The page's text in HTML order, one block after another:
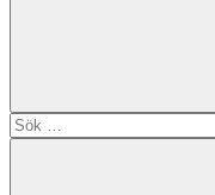
Sök
efter: